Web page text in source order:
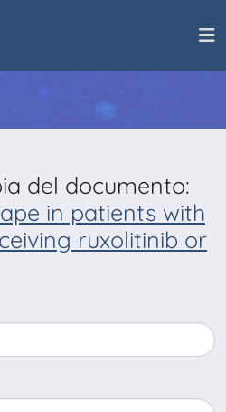
del documento:
in patients with
ruxolitinib or